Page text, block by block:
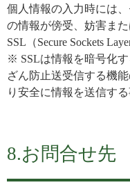
個人情報の入力時には
の情報が傍受、妨害ま
SSL（Secure Sockets
※ SSLは情報を暗号化
ざん防止送受信する機
り安全に情報を送信す
8.お問合せ先